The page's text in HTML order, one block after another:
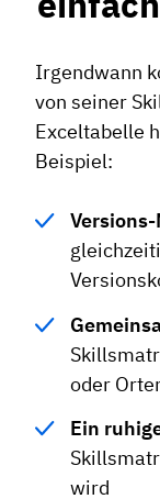
Irgendwann
von seiner
Exceltabelle
Beispiel:
oder
Ein
wird